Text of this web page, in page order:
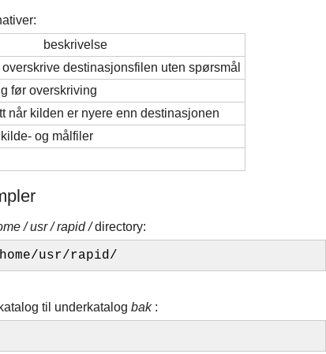
beskrivelse
destinasjonsfilen uten spørsmål
før overskriving
når kilden er nyere enn destinasjonen
og målfiler
/ usr / rapid /directory:
usr/rapid/
til underkatalog bak: